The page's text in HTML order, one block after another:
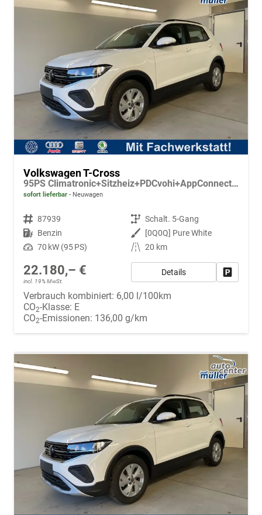
Volkswagen T-Cross
95PS Climatronic+Sitzheiz+PDCvohi+AppConnect+Side+TravelAssist+ACC
sofort lieferbar Neuwagen
Fahrzeugnr. 87939 Getriebe Schalt. 5-Gang
Kraftstoff Benzin Außenfarbe [0Q0Q] Pure White
Leistung 70 kW (95 PS) Kilometerstand 20 km
22.180,– €
incl. 19% MwSt.
Details
Verbrauch kombiniert: 6,00 l/100km
CO2-Klasse: E
CO2-Emissionen: 136,00 g/km